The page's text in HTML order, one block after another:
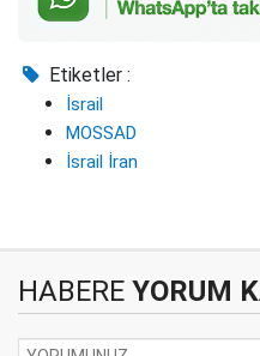
Etiketler :
İsrail
MOSSAD
İsrail İran
HABERE YORUM